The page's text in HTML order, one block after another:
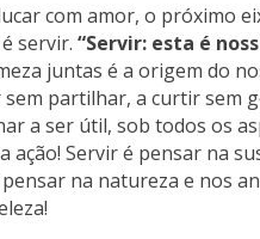
com amor, o próximo
é servir.“Servir: esta é
juntas é a origem do
partilhar, a curtir sem
a ser útil, sob todos os
ação! Servir é pensar na
na natureza e nos